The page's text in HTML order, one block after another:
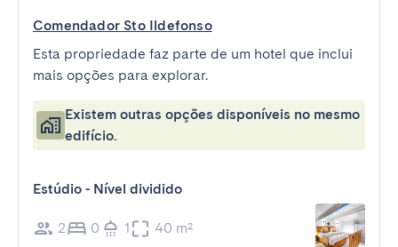
Comendador Sto Ildefonso
Esta propriedade faz parte de um hotel que inclui
mais opções para explorar.
Existem outras opções disponíveis no mesmo
edifício.
Estúdio - Nível dividido
2 0 1 40 m²